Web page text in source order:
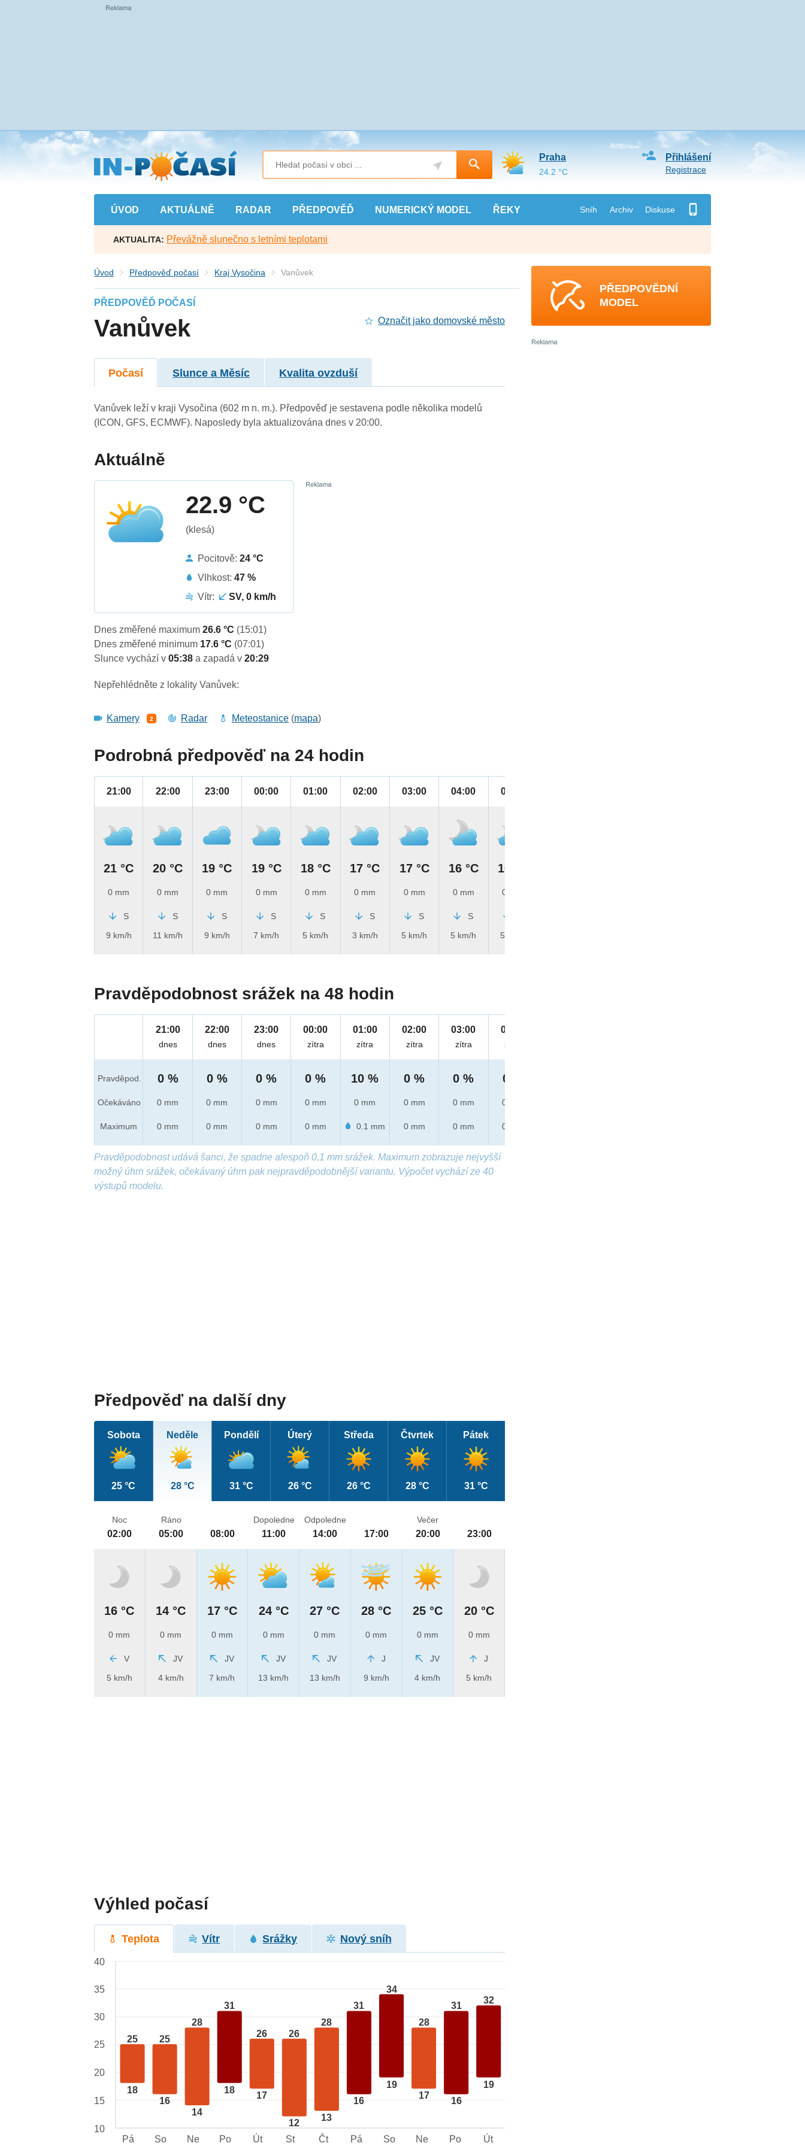
Přejít
na
hlavní
obsah
ÚVOD AKTUÁLNĚ RADAR PŘEDPOVĚĎ NUMERICKÝ MODEL ŘEKY Sníh Archiv Diskuse
Přihlášení
Registrace
Praha
24.2 °C
AKTUALITA: Převážně slunečno s letními teplotami
Úvod Předpověď počasí Kraj Vysočina Vanůvek
PŘEDPOVĚĎ POČASÍ
Vanůvek Označit jako domovské město
Počasí Slunce a Měsíc Kvalita ovzduší
Vanůvek leží v kraji Vysočina (602 m n. m.). Předpověď je sestavena podle několika modelů
(ICON, GFS, ECMWF). Naposledy byla aktualizována dnes v 20:00.
Aktuálně
22.9 °C
(klesá)
Pocitově:24 °C
Vlhkost:47 %
Vítr:
SV, 0 km/h
Dnes změřené maximum26.6 °C (15:01)
Dnes změřené minimum 17.6 °C (07:01)
Slunce vychází v05:38a zapadá v20:29
Nepřehlédněte z lokality Vanůvek:
Kamery 2 Radar Meteostanice (mapa)
Podrobná předpověď na 24 hodin
21:00
21 °C
0 mm
S
9 km/h
22:00
20 °C
0 mm
S
11 km/h
23:00
19 °C
0 mm
S
9 km/h
00:00
19 °C
0 mm
S
7 km/h
01:00
18 °C
0 mm
S
5 km/h
02:00
17 °C
0 mm
S
3 km/h
03:00
17 °C
0 mm
S
5 km/h
04:00
16 °C
0 mm
S
5 km/h
05:00
16 °C
0 mm
5 km/h
Pravděpodobnost srážek na 48 hodin
Pravděpod.
Očekáváno
Maximum
21:00
dnes
0 %
0 mm
0 mm
22:00
dnes
0 %
0 mm
0 mm
23:00
dnes
0 %
0 mm
0 mm
00:00
zítra
0 %
0 mm
0 mm
01:00
zítra
10 %
0 mm
0.1 mm
02:00
zítra
0 %
0 mm
0 mm
03:00
zítra
0 %
0 mm
0 mm
04:00
zítra
0 %
0 mm
0 mm
Pravděpodobnost udává šanci, že spadne alespoň 0,1 mm srážek. Maximum zobrazuje nejvyšší
možný úhrn srážek, očekávaný úhrn pak nejpravděpodobnější variantu. Výpočet vychází ze 40
výstupů modelu.
Předpověď na další dny
Sobota
25 °C
Neděle
28 °C
Pondělí
31 °C
Úterý
26 °C
Středa
26 °C
Čtvrtek
28 °C
Pátek
31 °C
Noc
02:00
16 °C
0 mm
V
5 km/h
Ráno
05:00
14 °C
0 mm
JV
4 km/h
08:00
17 °C
0 mm
JV
7 km/h
Dopoledne
11:00
24 °C
0 mm
JV
13 km/h
Odpoledne
14:00
27 °C
0 mm
JV
13 km/h
17:00
28 °C
0 mm
J
9 km/h
Večer
20:00
25 °C
0 mm
JV
4 km/h
23:00
20 °C
0 mm
J
5 km/h
Výhled počasí
Teplota Vítr Srážky Nový sníh
25
18
25
16
28
14
31
18
26
17
26
12
28
13
31
16
34
19
28
17
31
16
32
19
40
35
30
25
20
15
10
Pá
So Ne Po Út St Čt Pá So Ne Po Út
PŘEDPOVĚDNÍ
MODEL